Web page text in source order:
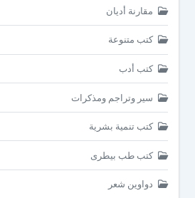
مقارنة أديان
كتب متنوعة
كتب أدب
سير وتراجم ومذكرات
كتب تنمية بشرية
كتب طب بيطرى
دواوين شعر